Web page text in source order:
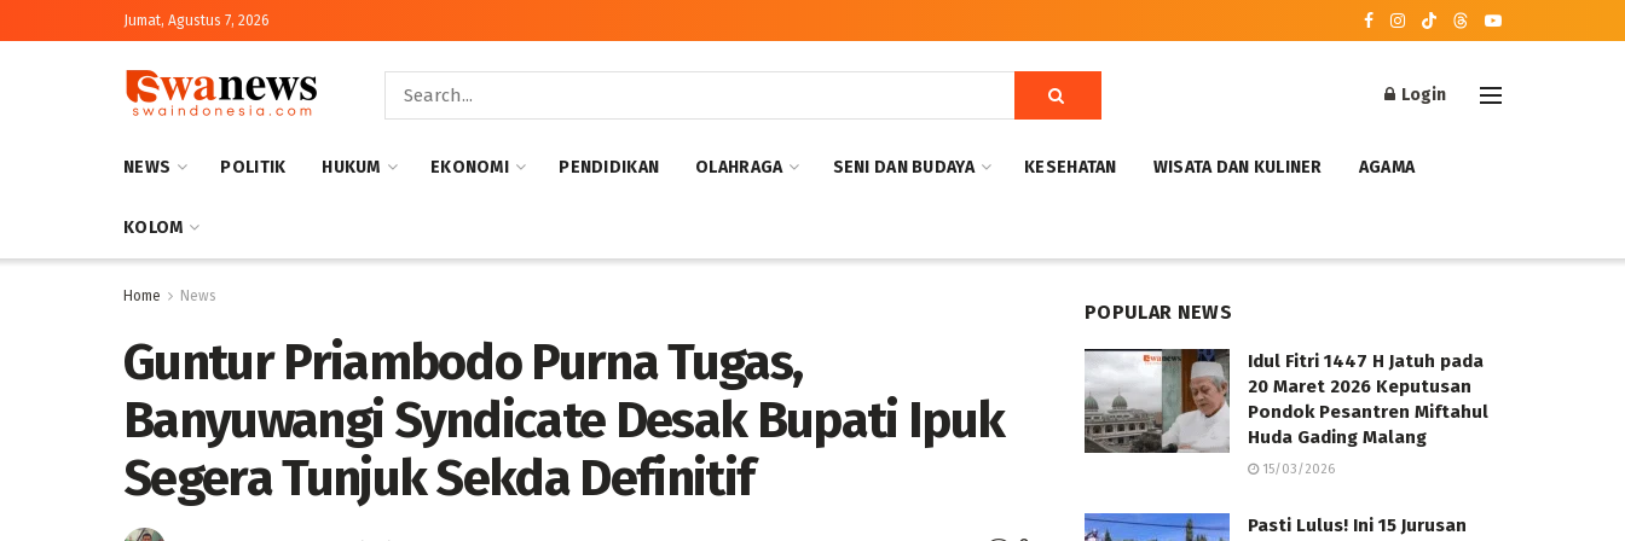
Jumat, Agustus 7, 2026
Login
NEWS POLITIK HUKUM EKONOMI PENDIDIKAN OLAHRAGA SENI DAN BUDAYA KESEHATAN WISATA DAN KULINER AGAMA
KOLOM
Home News
Guntur Priambodo Purna Tugas,
Banyuwangi Syndicate Desak Bupati Ipuk
Segera Tunjuk Sekda Definitif
POPULAR NEWS
Idul Fitri 1447 H Jatuh pada
20 Maret 2026 Keputusan
Pondok Pesantren Miftahul
Huda Gading Malang
15/03/2026
Pasti Lulus! Ini 15 Jurusan